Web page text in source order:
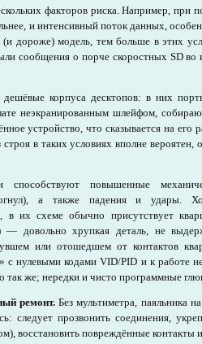
факторов риска. Например,
и интенсивный поток данных,
дороже) модель, тем больше в этих
сообщения о порче скоростных SD во
корпуса десктопов: в них
неэкранированным шлейфом,
устройство, что сказывается на его
в таких условиях вполне вероятен,
способствуют повышенные
а также падения и удары.
в их схеме обычно присутствует
— довольно хрупкая деталь, не
или отошедшем от контактов
с нулевыми кодами VID/PID и к работе
так же; нередки и чисто программные
ремонт. Без мультиметра, паяльника
следует прозвонить соединения,
восстановить повреждённые